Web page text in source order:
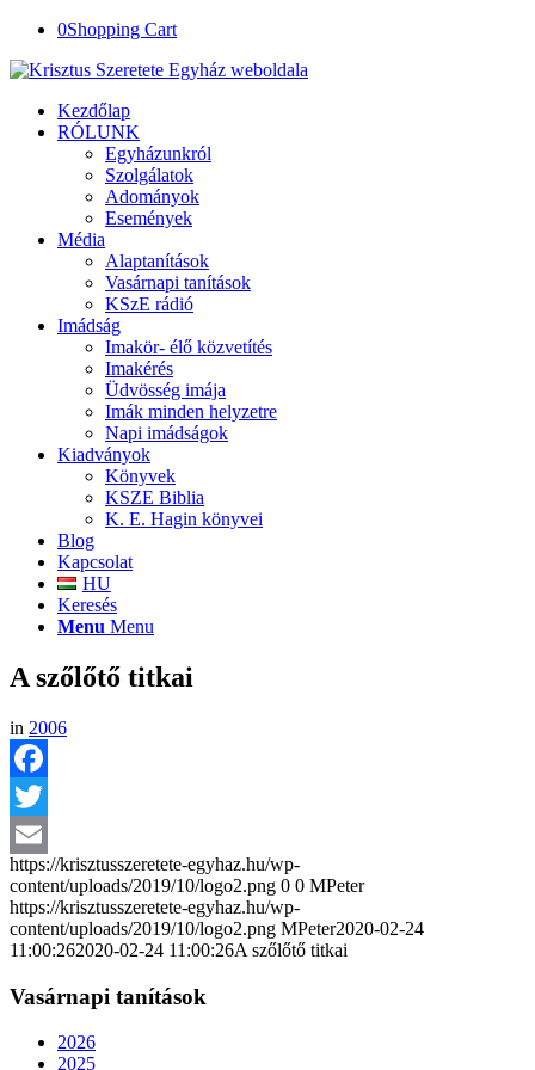
0Shopping Cart
Kezdőlap
RÓLUNK
Egyházunkról
Szolgálatok
Adományok
Események
Média
Alaptanítások
Vasárnapi tanítások
KSzE rádió
Imádság
Imakör- élő közvetítés
Imakérés
Üdvösség imája
Imák minden helyzetre
Napi imádságok
Kiadványok
Könyvek
KSZE Biblia
K. E. Hagin könyvei
Blog
Kapcsolat
HU
Keresés
Menu Menu
A szőlőtő titkai
in 2006
Facebook
Twitter
Email
https://krisztusszeretete-egyhaz.hu/wp-
content/uploads/2019/10/logo2.png 0 0 MPeter
https://krisztusszeretete-egyhaz.hu/wp-
content/uploads/2019/10/logo2.png MPeter2020-02-24
11:00:262020-02-24 11:00:26A szőlőtő titkai
Vasárnapi tanítások
2026
2025